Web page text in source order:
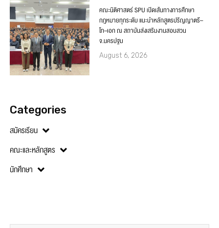
คณะนิติศาสตร์ SPU เปิดเส้นทางการศึกษา
กฎหมายทุกระดับ แนะนำหลักสูตรปริญญาตรี–
โท–เอก ณ สถาบันส่งเสริมงานสอบสวน
จ.นครปฐม
August 6, 2026
Categories
สมัครเรียน
คณะและหลักสูตร
นักศึกษา